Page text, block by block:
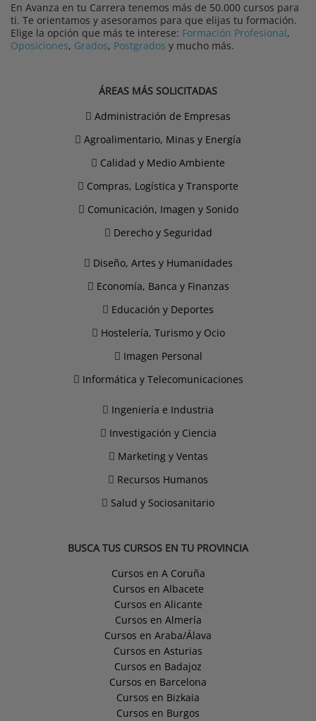
En Avanza en tu Carrera tenemos más de 50.000 cursos para
ti. Te orientamos y asesoramos para que elijas tu formación.
Elige la opción que más te interese: Formación Profesional,
Oposiciones, Grados, Postgrados y mucho más.
ÁREAS MÁS SOLICITADAS
Administración de Empresas
Agroalimentario, Minas y Energía
Calidad y Medio Ambiente
Compras, Logística y Transporte
Comunicación, Imagen y Sonido
Derecho y Seguridad
Diseño, Artes y Humanidades
Economía, Banca y Finanzas
Educación y Deportes
Hostelería, Turismo y Ocio
Imagen Personal
Informática y Telecomunicaciones
Ingeniería e Industria
Investigación y Ciencia
Marketing y Ventas
Recursos Humanos
Salud y Sociosanitario
BUSCA TUS CURSOS EN TU PROVINCIA
Cursos en A Coruña
Cursos en Albacete
Cursos en Alicante
Cursos en Almería
Cursos en Araba/Álava
Cursos en Asturias
Cursos en Badajoz
Cursos en Barcelona
Cursos en Bizkaia
Cursos en Burgos